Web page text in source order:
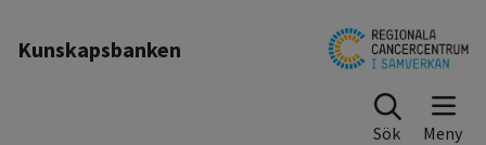
Kunskapsbanken
Sök